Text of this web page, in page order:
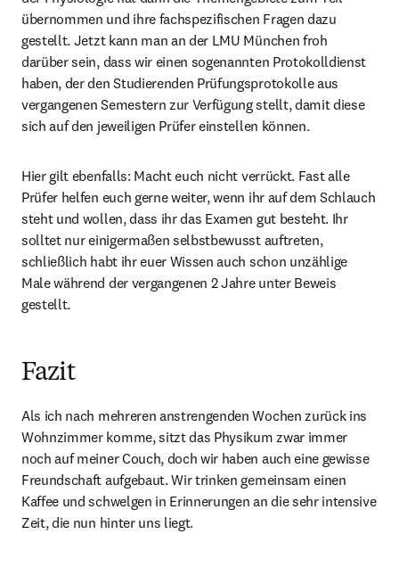
übernommen und ihre fachspezifischen Fragen dazu
gestellt. Jetzt kann man an der LMU München froh
darüber sein, dass wir einen sogenannten Protokolldienst
haben, der den Studierenden Prüfungsprotokolle aus
vergangenen Semestern zur Verfügung stellt, damit diese
sich auf den jeweiligen Prüfer einstellen können.
Hier gilt ebenfalls: Macht euch nicht verrückt. Fast alle
Prüfer helfen euch gerne weiter, wenn ihr auf dem Schlauch
steht und wollen, dass ihr das Examen gut besteht. Ihr
solltet nur einigermaßen selbstbewusst auftreten,
schließlich habt ihr euer Wissen auch schon unzählige
Male während der vergangenen 2 Jahre unter Beweis
gestellt.
Fazit
Als ich nach mehreren anstrengenden Wochen zurück ins
Wohnzimmer komme, sitzt das Physikum zwar immer
noch auf meiner Couch, doch wir haben auch eine gewisse
Freundschaft aufgebaut. Wir trinken gemeinsam einen
Kaffee und schwelgen in Erinnerungen an die sehr intensive
Zeit, die nun hinter uns liegt.